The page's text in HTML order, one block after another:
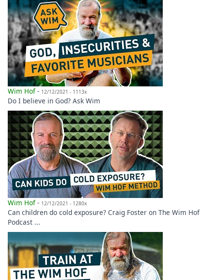
Wim Hof- 12/12/2021 - 1113x
Do I believe in God? Ask Wim
Wim Hof- 12/12/2021 - 1280x
Can children do cold exposure? Craig Foster on The Wim Hof
Podcast ...